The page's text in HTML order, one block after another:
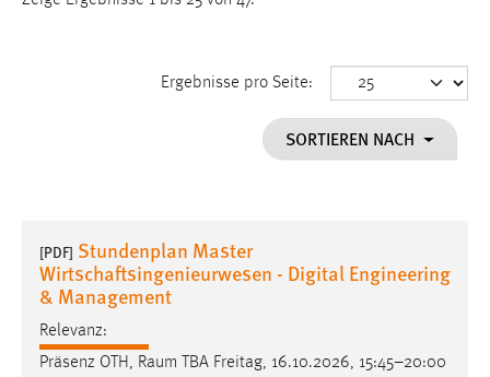
Ergebnisse pro Seite:
SORTIEREN NACH
[PDF] Stundenplan Master
Wirtschaftsingenieurwesen - Digital Engineering
& Management
Relevanz:
Präsenz OTH, Raum TBA Freitag, 16.10.2026, 15:45–20:00
Dieser Cookie speichert die ausgewählten Einverständnis-
Performance
Name:
staticfilecache
Zweck:
Für performante Seitenauslieferung wird in diesem Cookie